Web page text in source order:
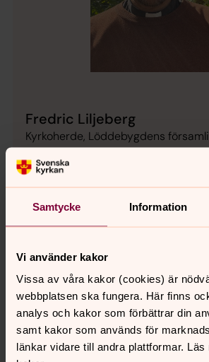
Samtycke Information
Vi använder kakor
Vissa av våra kakor (cookies) är
webbplatsen ska fungera. Här finns
analys och kakor som förbättrar din
samt kakor som används för
länkar vidare till andra plattformar.
Fredric Liljeberg
Kyrkoherde, Löddebygdens
Direkt:046-708041
E-post:
Senast ändrad 2 december 2025
Synpunkter eller frågor på
innehåll?
Dela